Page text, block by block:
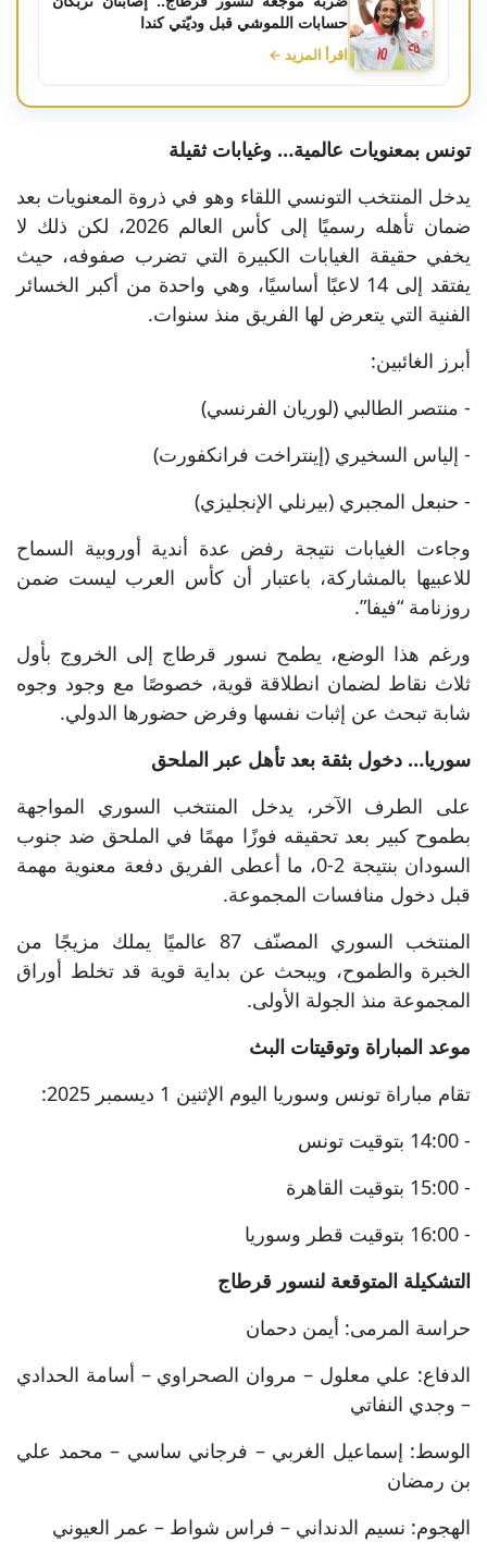
حسابات اللموشي قبل وديّتي كندا
اقرأ المزيد ←
تونس بمعنويات عالمية… وغيابات ثقيلة
يدخل المنتخب التونسي اللقاء وهو في ذروة المعنويات بعد
ضمان تأهله رسميًا إلى كأس العالم 2026، لكن ذلك لا
يخفي حقيقة الغيابات الكبيرة التي تضرب صفوفه، حيث
يفتقد إلى 14 لاعبًا أساسيًا، وهي واحدة من أكبر الخسائر
الفنية التي يتعرض لها الفريق منذ سنوات.
أبرز الغائبين:
- منتصر الطالبي (لوريان الفرنسي)
- إلياس السخيري (إينتراخت فرانكفورت)
- حنبعل المجبري (بيرنلي الإنجليزي)
وجاءت الغيابات نتيجة رفض عدة أندية أوروبية السماح
للاعبيها بالمشاركة، باعتبار أن كأس العرب ليست ضمن
روزنامة “فيفا”.
ورغم هذا الوضع، يطمح نسور قرطاج إلى الخروج بأول
ثلاث نقاط لضمان انطلاقة قوية، خصوصًا مع وجود وجوه
شابة تبحث عن إثبات نفسها وفرض حضورها الدولي.
سوريا… دخول بثقة بعد تأهل عبر الملحق
على الطرف الآخر، يدخل المنتخب السوري المواجهة
بطموح كبير بعد تحقيقه فوزًا مهمًا في الملحق ضد جنوب
السودان بنتيجة 2-0، ما أعطى الفريق دفعة معنوية مهمة
قبل دخول منافسات المجموعة.
المنتخب السوري المصنّف 87 عالميًا يملك مزيجًا من
الخبرة والطموح، ويبحث عن بداية قوية قد تخلط أوراق
المجموعة منذ الجولة الأولى.
موعد المباراة وتوقيتات البث
تقام مباراة تونس وسوريا اليوم الإثنين 1 ديسمبر 2025:
- 14:00 بتوقيت تونس
- 15:00 بتوقيت القاهرة
- 16:00 بتوقيت قطر وسوريا
التشكيلة المتوقعة لنسور قرطاج
حراسة المرمى: أيمن دحمان
الدفاع: علي معلول – مروان الصحراوي – أسامة الحدادي
– وجدي النفاتي
الوسط: إسماعيل الغربي – فرجاني ساسي – محمد علي
بن رمضان
الهجوم: نسيم الدنداني – فراس شواط – عمر العيوني